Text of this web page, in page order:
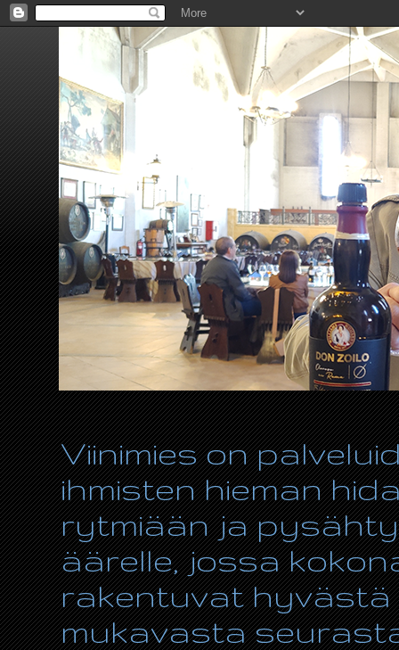
Viinimies on
ihmisten hieman
rytmiään ja
äärelle, jossa
rakentuvat hyvästä
mukavasta